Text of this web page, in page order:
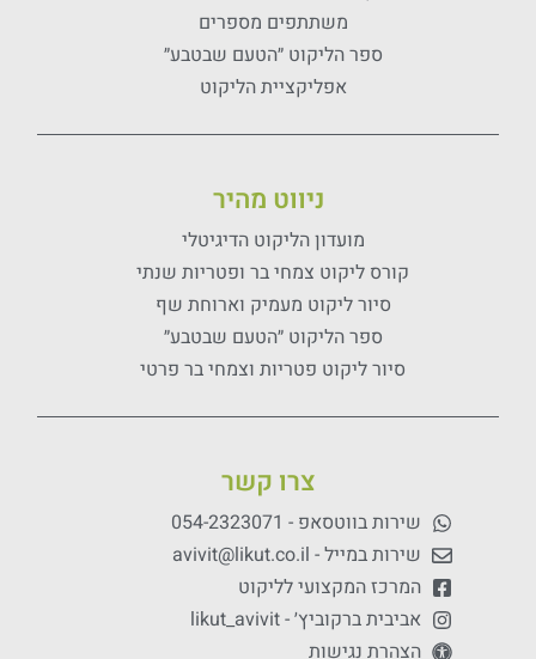
משתתפים מספרים
ספר הליקוט ״הטעם שבטבע״
אפליקציית הליקוט
ניווט מהיר
מועדון הליקוט הדיגיטלי
קורס ליקוט צמחי בר ופטריות שנתי
סיור ליקוט מעמיק וארוחת שף
ספר הליקוט ״הטעם שבטבע״
סיור ליקוט פטריות וצמחי בר פרטי
צרו קשר
שירות בווטסאפ - 054-2323071
שירות במייל - avivit@likut.co.il
המרכז המקצועי לליקוט
אביבית ברקוביץ׳ - likut_avivit
הצהרת נגישות